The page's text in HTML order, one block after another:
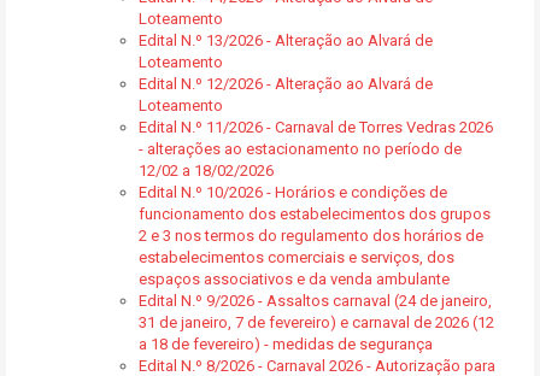
Loteamento
Edital N.º 13/2026 - Alteração ao Alvará de
Loteamento
Edital N.º 12/2026 - Alteração ao Alvará de
Loteamento
Edital N.º 11/2026 - Carnaval de Torres Vedras 2026
- alterações ao estacionamento no período de
12/02 a 18/02/2026
Edital N.º 10/2026 - Horários e condições de
funcionamento dos estabelecimentos dos grupos
2 e 3 nos termos do regulamento dos horários de
estabelecimentos comerciais e serviços, dos
espaços associativos e da venda ambulante
Edital N.º 9/2026 - Assaltos carnaval (24 de janeiro,
31 de janeiro, 7 de fevereiro) e carnaval de 2026 (12
a 18 de fevereiro) - medidas de segurança
Edital N.º 8/2026 - Carnaval 2026 - Autorização para